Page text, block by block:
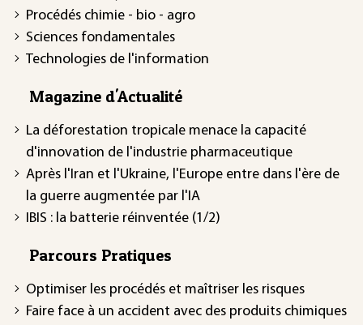
Procédés chimie - bio - agro
Sciences fondamentales
Technologies de l'information
Magazine d'Actualité
La déforestation tropicale menace la capacité
d'innovation de l'industrie pharmaceutique
Après l'Iran et l'Ukraine, l'Europe entre dans l'ère de
la guerre augmentée par l'IA
IBIS : la batterie réinventée (1/2)
Parcours Pratiques
Optimiser les procédés et maîtriser les risques
Faire face à un accident avec des produits chimiques